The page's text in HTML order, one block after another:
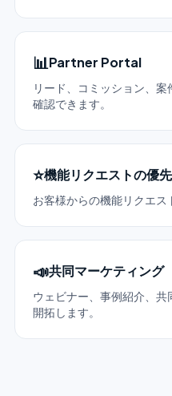
📊Partner Portal
リード、コミッション、
確認できます。
⭐機能リクエストの優
お客様からの機能リクエス
📣共同マーケティング
ウェビナー、事例紹介、
開拓します。